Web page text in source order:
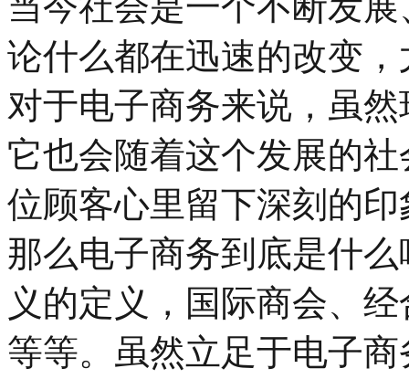
论什么都在迅速的改变
对于电子商务来说，虽
它也会随着这个发展的
位顾客心里留下深刻的印
那么电子商务到底是什
义的定义，国际商会、
等等。虽然立足于电子